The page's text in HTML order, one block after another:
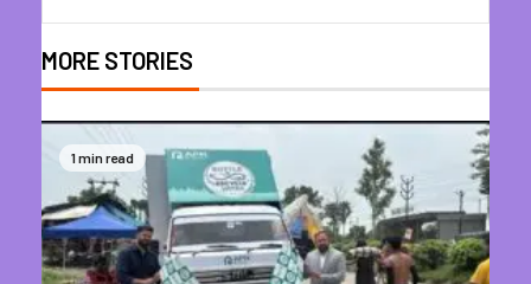
MORE STORIES
1 min read